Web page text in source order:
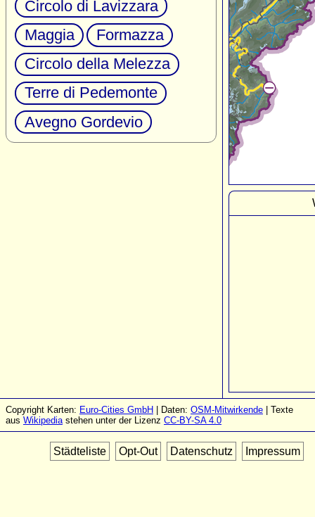
Circolo di Lavizzara
Maggia
Formazza
Circolo della Melezza
Terre di Pedemonte
Avegno Gordevio
Copyright Karten: Euro-Cities GmbH | Daten: OSM-Mitwirkende | Texte
aus Wikipediastehen unter der Lizenz CC-BY-SA 4.0
Städteliste Opt-Out Datenschutz Impressum